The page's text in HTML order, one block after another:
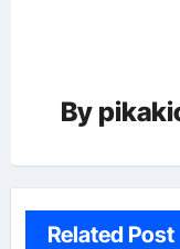
ョ
ン
By
Related Post